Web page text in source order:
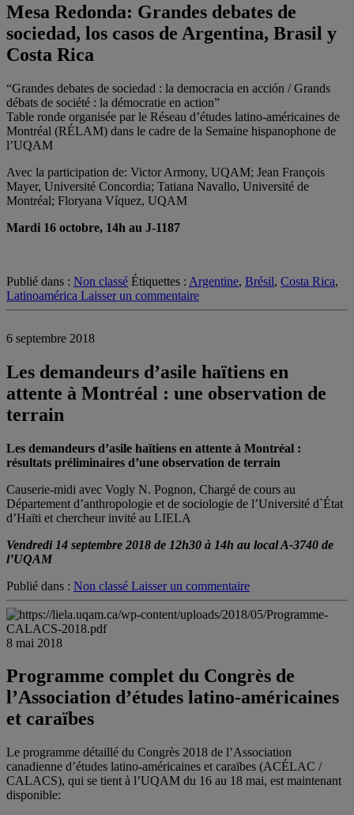
Mesa Redonda: Grandes debates de
sociedad, los casos de Argentina, Brasil y
Costa Rica
“Grandes debates de sociedad : la democracia en acción / Grands
débats de société : la démocratie en action”
Table ronde organisée par le Réseau d’études latino-américaines de
Montréal (RÉLAM) dans le cadre de la Semaine hispanophone de
l’UQAM
Avec la participation de: Victor Armony, UQAM; Jean François
Mayer, Université Concordia; Tatiana Navallo, Université de
Montréal; Floryana Víquez, UQAM
Mardi 16 octobre, 14h au J-1187
Publié dans : Non classé Étiquettes : Argentine, Brésil, Costa Rica,
Latinoamérica Laisser un commentaire
6 septembre 2018
Les demandeurs d’asile haïtiens en
attente à Montréal : une observation de
terrain
Les demandeurs d’asile haïtiens en attente à Montréal :
résultats préliminaires d’une observation de terrain
Causerie-midi avec Vogly N. Pognon, Chargé de cours au
Département d’anthropologie et de sociologie de l’Université d`État
d’Haïti et chercheur invité au LIELA
Vendredi 14 septembre 2018 de 12h30 à 14h au local A-3740 de
l’UQAM
Publié dans : Non classé Laisser un commentaire
8 mai 2018
Programme complet du Congrès de
l’Association d’études latino-américaines
et caraïbes
Le programme détaillé du Congrès 2018 de l’Association
canadienne d’études latino-américaines et caraïbes (ACÉLAC /
CALACS), qui se tient à l’UQAM du 16 au 18 mai, est maintenant
disponible: